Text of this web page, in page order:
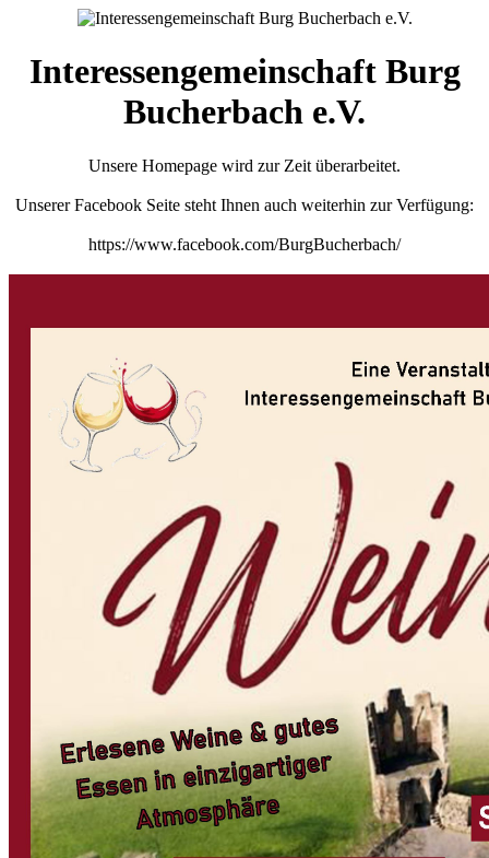
Interessengemeinschaft Burg
Bucherbach e.V.
Unsere Homepage wird zur Zeit überarbeitet.
Unserer Facebook Seite steht Ihnen auch weiterhin zur Verfügung:
https://www.facebook.com/BurgBucherbach/